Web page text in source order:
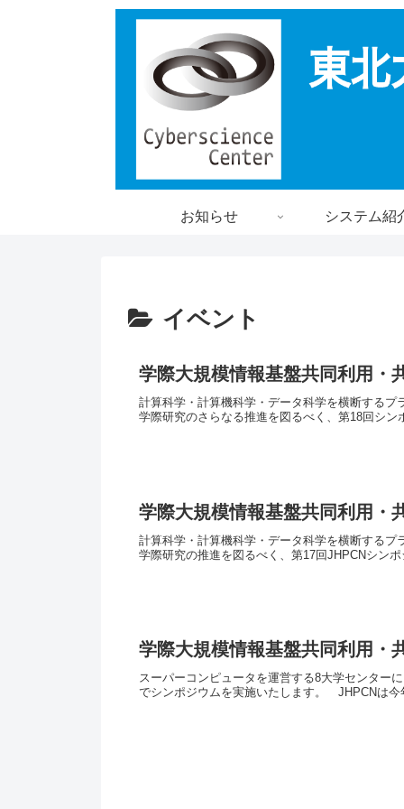
お知らせ システム紹
イベント
学際大規模情報基盤共同利用・
計算科学・計算機科学・データ科学を横断する
学際研究のさらなる推進を図るべく、第18回シ
学際大規模情報基盤共同利用・
計算科学・計算機科学・データ科学を横断する
学際研究の推進を図るべく、第17回JHPCNシン
学際大規模情報基盤共同利用・
スーパーコンピュータを運営する8大学センター
でシンポジウムを実施いたします。 JHPCNは今